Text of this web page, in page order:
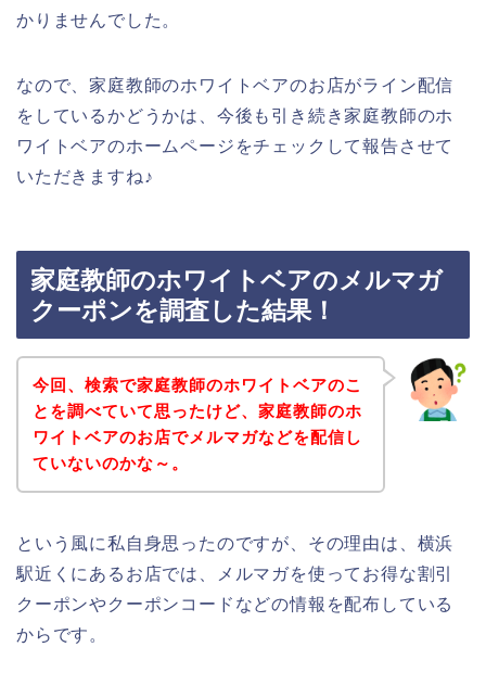
かりませんでした。
なので、家庭教師のホワイトベアのお店がライン配信
をしているかどうかは、今後も引き続き家庭教師のホ
ワイトベアのホームページをチェックして報告させて
いただきますね♪
家庭教師のホワイトベアのメルマガ
クーポンを調査した結果！
今回、検索で家庭教師のホワイトベアのこ
とを調べていて思ったけど、家庭教師のホ
ワイトベアのお店でメルマガなどを配信し
ていないのかな～。
という風に私自身思ったのですが、その理由は、横浜
駅近くにあるお店では、メルマガを使ってお得な割引
クーポンやクーポンコードなどの情報を配布している
からです。